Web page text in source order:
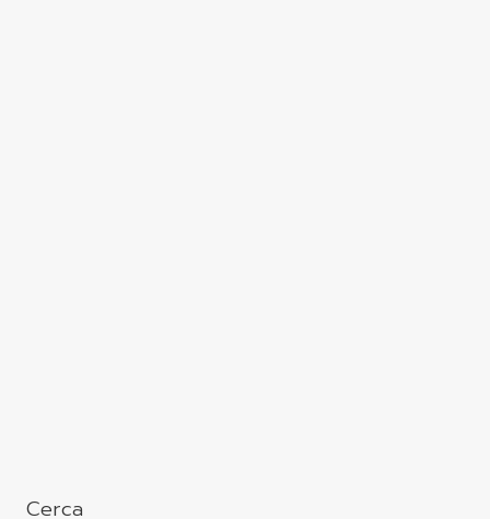
Cerca